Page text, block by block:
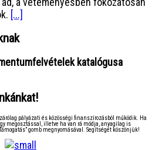
[...]
katalógusa
pályázati és közösségi finanszírozásból működik. Ha
megosztással, illetve ha van rá módja, anyagilag is
gomb megnyomásával. Segítségét köszönjük!